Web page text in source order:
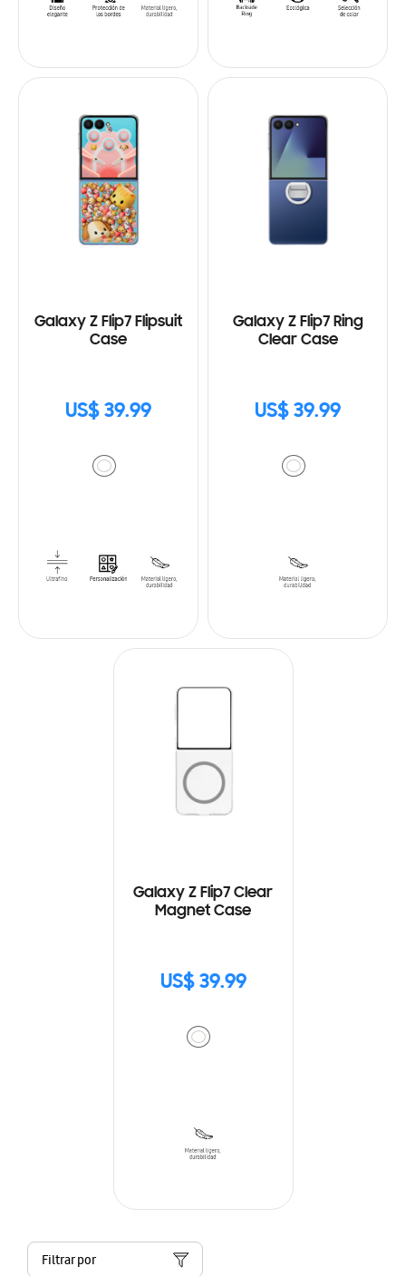
Galaxy Z Flip7 Flipsuit
Case
US$ 39.99
Galaxy Z Flip7 Ring
Clear Case
US$ 39.99
Galaxy Z Flip7 Clear
Magnet Case
US$ 39.99
Filtrar por